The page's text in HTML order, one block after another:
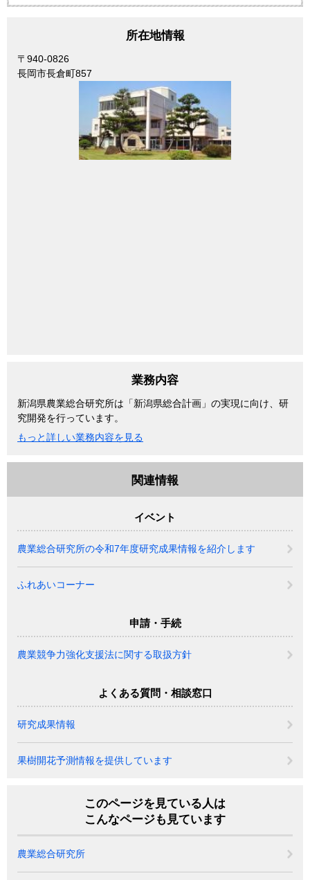
所在地情報
〒940-0826
長岡市長倉町857
業務内容
新潟県農業総合研究所は「新潟県総合計画」の実現に向け、研
究開発を行っています。
もっと詳しい業務内容を見る
関連情報
イベント
農業総合研究所の令和7年度研究成果情報を紹介します
ふれあいコーナー
申請・手続
農業競争力強化支援法に関する取扱方針
よくある質問・相談窓口
研究成果情報
果樹開花予測情報を提供しています
このページを見ている人は
こんなページも見ています
農業総合研究所